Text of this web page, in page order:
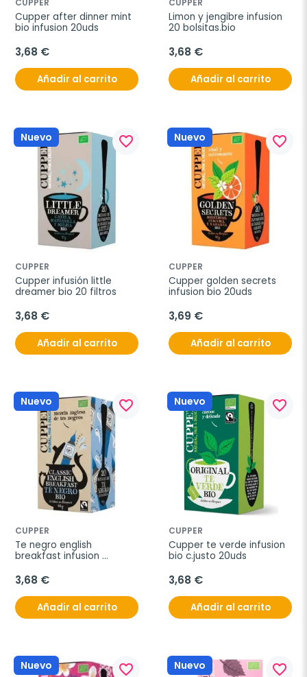
CUPPER
Cupper after dinner mint
bio infusion 20uds
3,68 €
Añadir al carrito
CUPPER
Limon y jengibre infusion
20 bolsitas.bio
3,68 €
Añadir al carrito
Nuevo favorite_border
CUPPER
Cupper infusión little
dreamer bio 20 filtros
3,68 €
Añadir al carrito
Nuevo favorite_border
CUPPER
Cupper golden secrets
infusion bio 20uds
3,69 €
Añadir al carrito
Nuevo favorite_border
CUPPER
Te negro english
breakfast infusion
3,68 €
Añadir al carrito
Nuevo favorite_border
CUPPER
Cupper te verde infusion
bio c.justo 20uds
3,68 €
Añadir al carrito
Nuevo favorite_border Nuevo favorite_border